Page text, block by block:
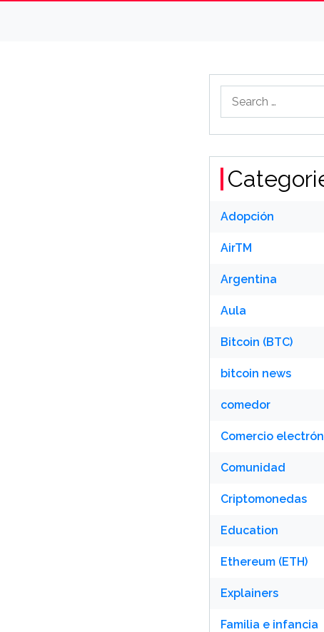
for:
Adopción
AirTM
Argentina
Aula
Bitcoin (BTC)
bitcoin news
comedor
Comercio
Comunidad
Criptomonedas
Education
Ethereum (ETH)
Explainers
Familia e infancia